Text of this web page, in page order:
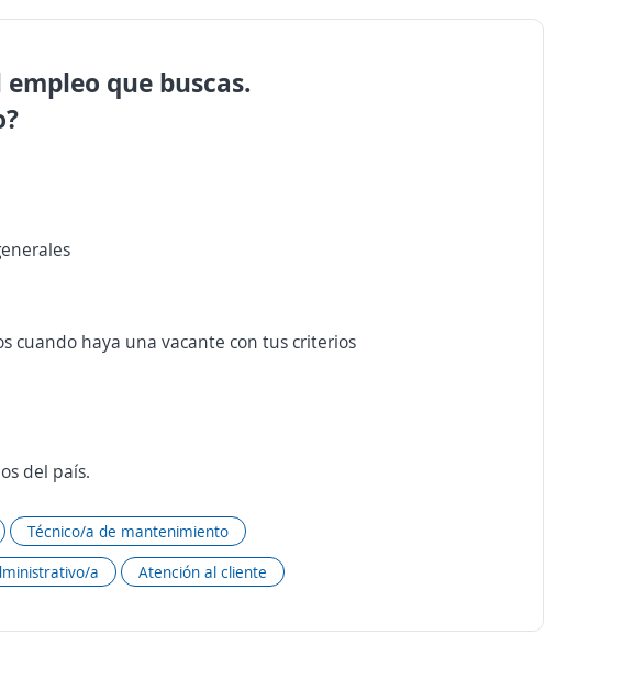
que buscas.
cuando haya una vacante con tus criterios
del país.
Técnico/a de mantenimiento
a Atención al cliente